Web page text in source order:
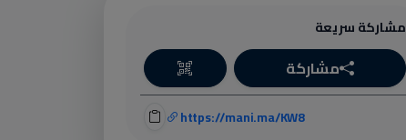
مشاركة سريعة
مشاركة
https://mani.ma/KW8